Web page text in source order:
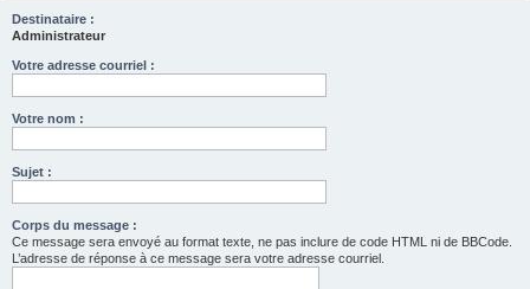
Destinataire :
Administrateur
Votre adresse courriel :
Votre nom :
Sujet :
Corps du message :
Ce message sera envoyé au format texte, ne pas inclure de code HTML ni de BBCode.
L’adresse de réponse à ce message sera votre adresse courriel.